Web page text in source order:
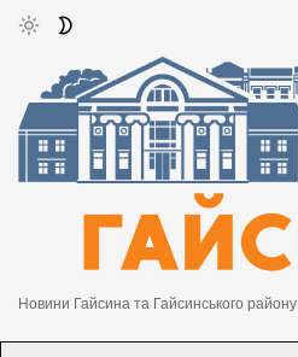
Новини Гайсина та Гайсинського району